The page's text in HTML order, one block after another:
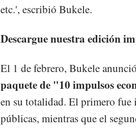
etc.', escribió Bukele.
Descargue nuestra edición
El 1 de febrero, Bukele
paquete de "10 impulsos
en su totalidad. El primero
públicas, mientras que el